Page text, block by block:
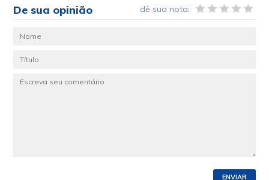
De sua opinião dê sua nota:
ENVIAR